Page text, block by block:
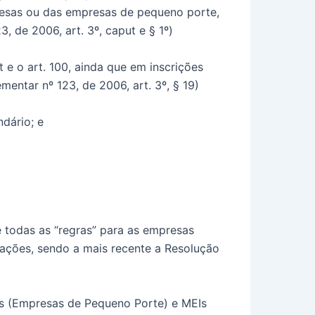
ou das empresas de pequeno porte,
de 2006, art. 3º, caput e § 1º)
o art. 100, ainda que em inscrições
nº 123, de 2006, art. 3º, § 19)
e
as “regras” para as empresas
sendo a mais recente a Resolução
de Pequeno Porte) e MEIs